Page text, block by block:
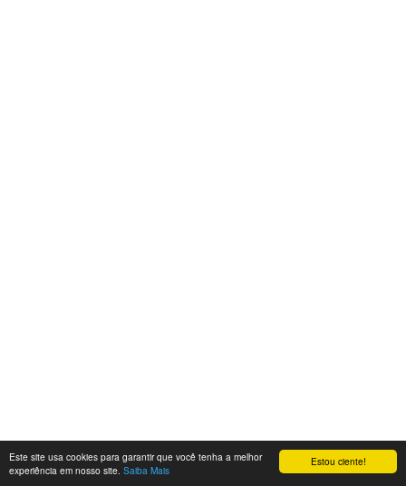
Estou ciente!
Este site usa cookies para garantir que você tenha a melhor
experiência em nosso site. Saiba Mais